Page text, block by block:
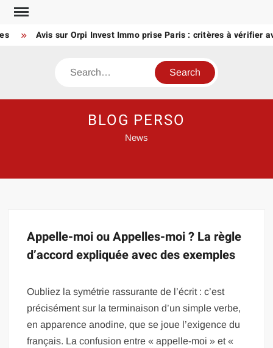
Skip
content
Avis sur Orpi Invest Immo prise Paris : critères à vérifier
Search
BLOG PERSO
News
Appelle-moi ou Appelles-moi ? La règle
d’accord expliquée avec des exemples
Oubliez la symétrie rassurante de l’écrit : c’est
précisément sur la terminaison d’un simple verbe,
en apparence anodine, que se joue l’exigence du
français. La confusion entre « appelle-moi » et «